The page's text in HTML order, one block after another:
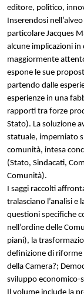
editore, politico,
Inserendosi
particolare Jacques
alcune implicazioni
maggiormente
espone le sue
partendo dalle
esperienze in una
rapporti tra forze
Stato). La soluzione
statuale, imperniato
comunità, intesa
(Stato, Sindacati,
Comunità).
I saggi raccolti
tralasciano l’analisi
questioni specifiche
nell’ordine delle
piani), la
definizione di riforme
della Camera?;
sviluppo economico-